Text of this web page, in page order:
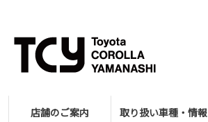
店舗のご案内 取り扱い車種・情報